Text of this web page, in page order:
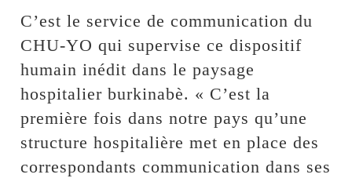
C’est le service de communication du
CHU-YO qui supervise ce dispositif
humain inédit dans le paysage
hospitalier burkinabè. « C’est la
première fois dans notre pays qu’une
structure hospitalière met en place des
correspondants communication dans ses